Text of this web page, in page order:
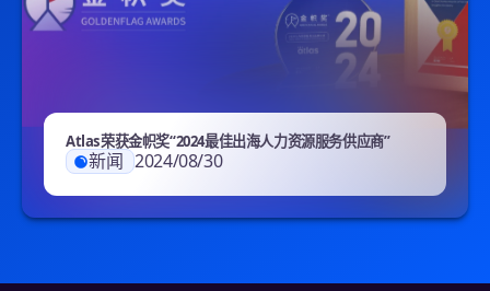
Atlas荣获金帜奖“2024最佳出海人力资源服务供应商”
新闻 2024/08/30